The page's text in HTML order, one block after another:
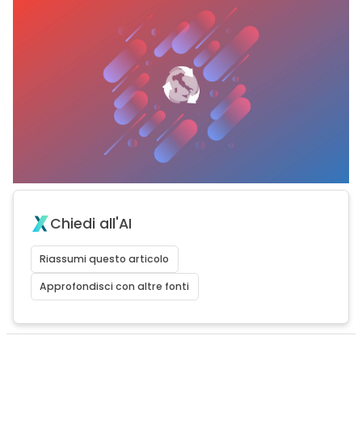
Chiedi all'AI
Riassumi questo articolo
Approfondisci con altre fonti